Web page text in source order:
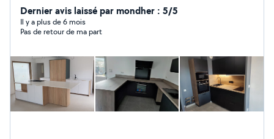
la pose de cuisines en kit ou en caissons. Assurance
Dernier avis laissé par mondher : 5/5
Il y a plus de 6 mois
Pas de retour de ma part